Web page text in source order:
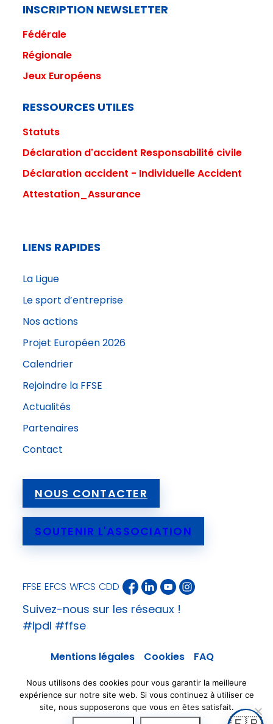
INSCRIPTION NEWSLETTER
Fédérale
Régionale
Jeux Européens
RESSOURCES UTILES
Statuts
Déclaration d'accident Responsabilité civile
Déclaration accident - Individuelle Accident
Attestation_Assurance
LIENS RAPIDES
La Ligue
Le sport d’entreprise
Nos actions
Projet Européen 2026
Calendrier
Rejoindre la FFSE
Actualités
Partenaires
Contact
NOUS CONTACTER
SOUTENIR L'ASSOCIATION
FFSE EFCS WFCS CDD
Suivez-nous sur les réseaux !
#lpdl #ffse
Mentions légales Cookies FAQ
Nous utilisons des cookies pour vous garantir la meilleure
expérience sur notre site web. Si vous continuez à utiliser ce
site, nous supposerons que vous en êtes satisfait.